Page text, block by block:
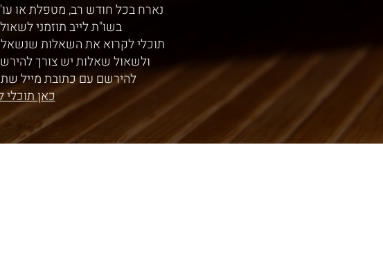
נארח בכל חודש רב, מטפלת או
בשו"ת לייב תוזמני
תוכלי לקרוא את השאלות
ולשאול שאלות יש צורך
להירשם עם כתובת מייל
כאן תוכלי